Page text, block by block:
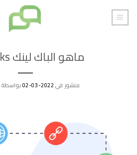
تخطي
للمحتوى
ماهو الباك لينك backlinks
منشور في2022-03-02 بواسطة